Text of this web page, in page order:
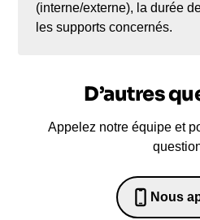
(interne/externe), la durée
les supports concernés.
D’autres
Appelez notre équipe et
Nous